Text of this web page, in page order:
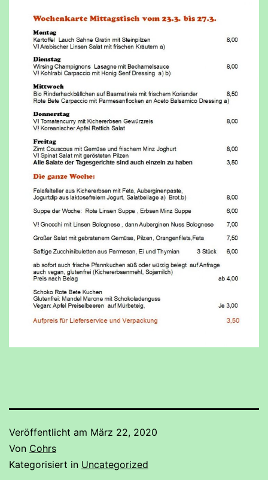
Veröffentlicht am März 22, 2020
Von Cohrs
Kategorisiert in Uncategorized